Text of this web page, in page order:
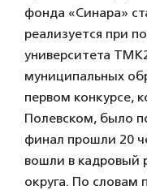
фонда «Синара»
реализуется при
университета
муниципальных
первом конкурсе,
Полевском, было
финал прошли 20
вошли в кадровый
округа. По словам